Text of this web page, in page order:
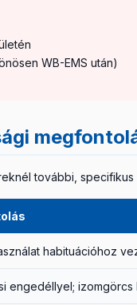
WB-EMS után)
további,
habituációhoz
engedéllyel;